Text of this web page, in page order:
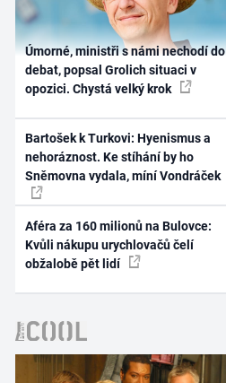
Úmorné, ministři s námi nechodí do
debat, popsal Grolich situaci v
opozici. Chystá velký krok
Bartošek k Turkovi: Hyenismus a
nehoráznost. Ke stíhání by ho
Sněmovna vydala, míní Vondráček
Aféra za 160 milionů na Bulovce:
Kvůli nákupu urychlovačů čelí
obžalobě pět lidí